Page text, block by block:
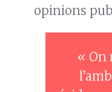
opinions
« On